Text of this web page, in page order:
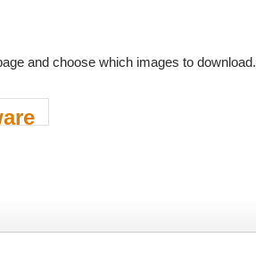
and choose which images to download.